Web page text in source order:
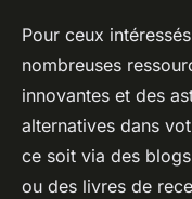
Pour ceux
nombreuses
innovantes et des
alternatives dans
ce soit via des
ou des livres de